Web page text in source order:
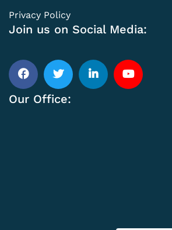
Privacy Policy
Join us on Social Media:
Our Office: